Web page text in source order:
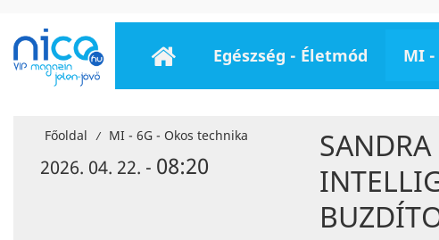
Egészség - Életmód MI
Főoldal / MI - 6G - Okos technika
2026. 04. 22. - 08:20